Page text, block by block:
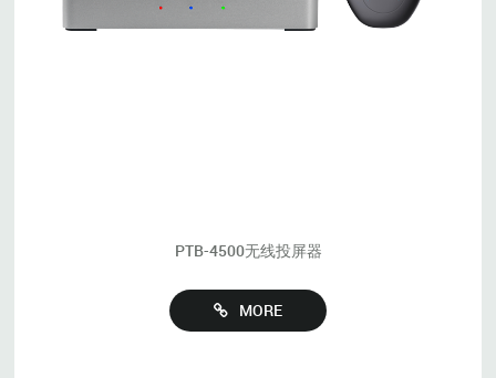
PTB-4500无线投屏器
MORE